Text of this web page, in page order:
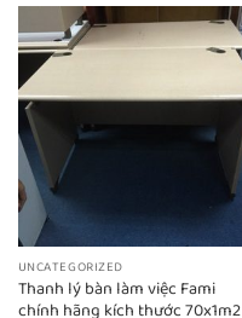
UNCATEGORIZED
Thanh lý bàn làm việc Fami
chính hãng kích thước 70x1m2